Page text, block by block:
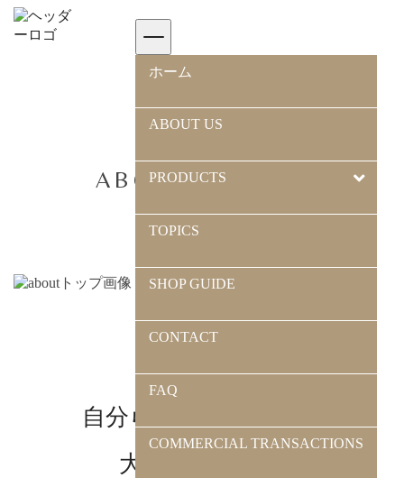
ホーム
ABOUT US
PRODUCTS
TOPICS
SHOP GUIDE
CONTACT
FAQ
COMMERCIAL TRANSACTIONS
>
ABOUT Mlachic
日々を粋に
自分らしく楽しみたい
大人女子に贈る